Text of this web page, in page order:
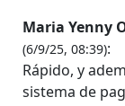
Maria Yenny
(6/9/25, 08:39):
Rápido, y
sistema de